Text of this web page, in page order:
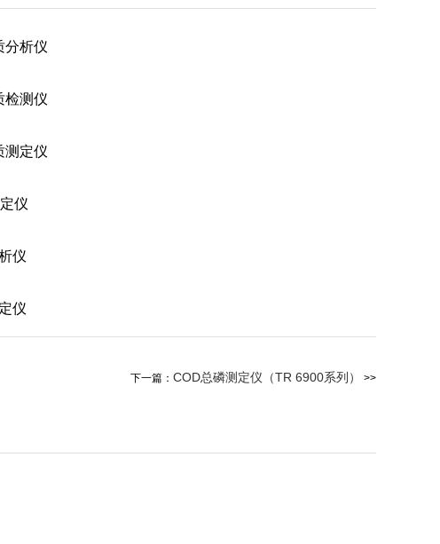
下一篇： COD总磷测定仪（TR 6900系列） >>